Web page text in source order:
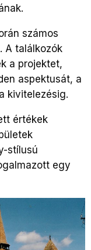
számos
A találkozók
a projektet,
aspektusát, a
kivitelezésig.
értékek
stílusú
egy